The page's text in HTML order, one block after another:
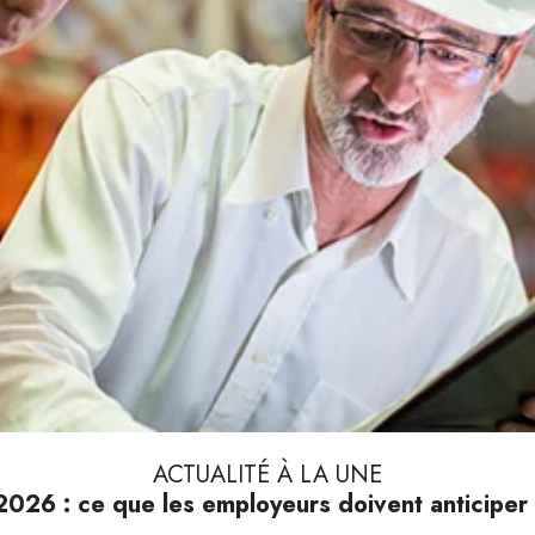
ACTUALITÉ À LA UNE
: ce que les employeurs doivent